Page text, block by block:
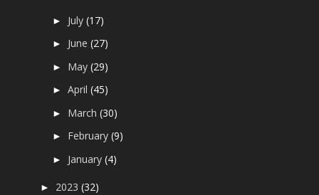
► July(17)
► June(27)
► May(29)
►April(45)
► March(30)
► February(9)
► January(4)
► 2023(32)